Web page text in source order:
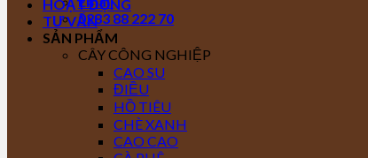
0283 88 222 70
HOẠT ĐỘNG
TƯ VẤN
SẢN PHẨM
CÂY CÔNG NGHIỆP
CAO SU
ĐIỀU
HỒ TIÊU
CHÈ XANH
CAO CAO